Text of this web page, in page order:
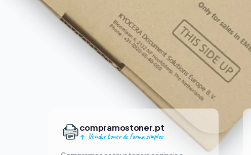
compramostoner.pt
Vender toner de forma simples